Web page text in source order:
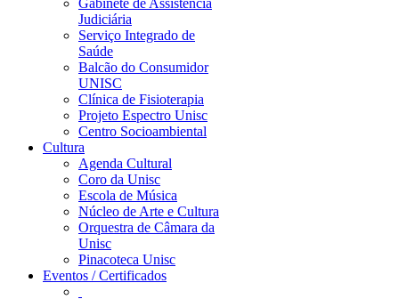
Gabinete de Assistência
Judiciária
Serviço Integrado de
Saúde
Balcão do Consumidor
UNISC
Clínica de Fisioterapia
Projeto Espectro Unisc
Centro Socioambiental
Cultura
Agenda Cultural
Coro da Unisc
Escola de Música
Núcleo de Arte e Cultura
Orquestra de Câmara da
Unisc
Pinacoteca Unisc
Eventos / Certificados